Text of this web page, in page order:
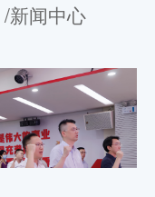
/新闻中心